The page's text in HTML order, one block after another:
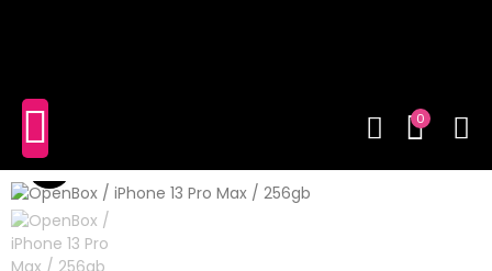
0
Click to enlarge